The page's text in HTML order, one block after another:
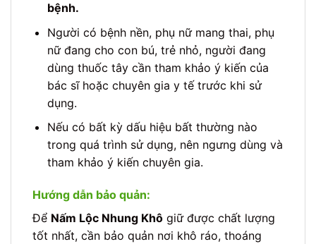
bệnh.
Người có bệnh nền, phụ nữ mang thai, phụ
nữ đang cho con bú, trẻ nhỏ, người đang
dùng thuốc tây cần tham khảo ý kiến của
bác sĩ hoặc chuyên gia y tế trước khi sử
dụng.
Nếu có bất kỳ dấu hiệu bất thường nào
trong quá trình sử dụng, nên ngưng dùng và
tham khảo ý kiến chuyên gia.
Hướng dẫn bảo quản:
Để Nấm Lộc Nhung Khô giữ được chất lượng
tốt nhất, cần bảo quản nơi khô ráo, thoáng